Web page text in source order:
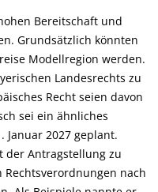
Bereitschaft und
Grundsätzlich könnten
Modellregion werden.
Landesrechts zu
Recht seien davon
sei ein ähnliches
Januar 2027 geplant.
der Antragstellung zu
nach